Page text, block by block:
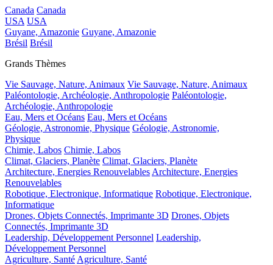
Canada Canada
USA USA
Guyane, Amazonie Guyane, Amazonie
Brésil Brésil
Grands Thèmes
Vie Sauvage, Nature, Animaux Vie Sauvage, Nature, Animaux
Paléontologie, Archéologie, Anthropologie Paléontologie,
Archéologie, Anthropologie
Eau, Mers et Océans Eau, Mers et Océans
Géologie, Astronomie, Physique Géologie, Astronomie,
Physique
Chimie, Labos Chimie, Labos
Climat, Glaciers, Planète Climat, Glaciers, Planète
Architecture, Energies Renouvelables Architecture, Energies
Renouvelables
Robotique, Electronique, Informatique Robotique, Electronique,
Informatique
Drones, Objets Connectés, Imprimante 3D Drones, Objets
Connectés, Imprimante 3D
Leadership, Développement Personnel Leadership,
Développement Personnel
Agriculture, Santé Agriculture, Santé